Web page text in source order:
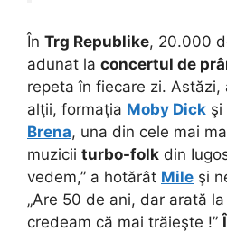
În Trg Republike, 20.000
adunat la concertul de
repeta în fiecare zi. Astăzi,
alţii, formaţia Moby Dick şi
Brena, una din cele mai
muzicii turbo-folk din
vedem,” a hotărât Mile şi
„Are 50 de ani, dar arată
credeam că mai trăieşte !”